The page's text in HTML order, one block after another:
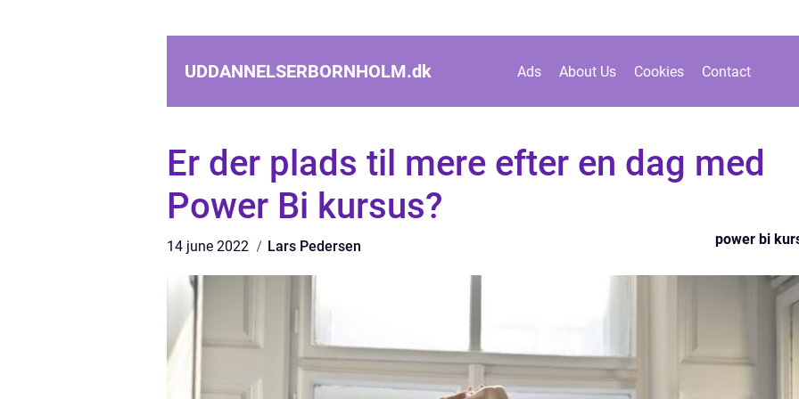
UDDANNELSERBORNHOLM.dk Ads About Us Cookies Contact
Er der plads til mere efter en dag med
Power Bi kursus?
14 june 2022 Lars Pedersen power bi